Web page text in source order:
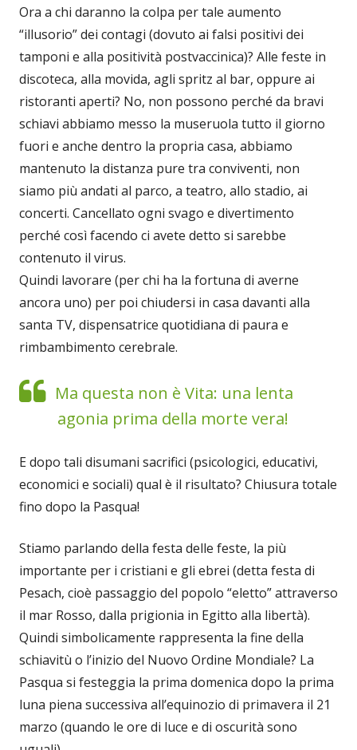
Ora a chi daranno la colpa per tale aumento
“illusorio” dei contagi (dovuto ai falsi positivi dei
tamponi e alla positività postvaccinica)? Alle feste in
discoteca, alla movida, agli spritz al bar, oppure ai
ristoranti aperti? No, non possono perché da bravi
schiavi abbiamo messo la museruola tutto il giorno
fuori e anche dentro la propria casa, abbiamo
mantenuto la distanza pure tra conviventi, non
siamo più andati al parco, a teatro, allo stadio, ai
concerti. Cancellato ogni svago e divertimento
perché così facendo ci avete detto si sarebbe
contenuto il virus.
Quindi lavorare (per chi ha la fortuna di averne
ancora uno) per poi chiudersi in casa davanti alla
santa TV, dispensatrice quotidiana di paura e
rimbambimento cerebrale.
Ma questa non è Vita: una lenta
agonia prima della morte vera!
E dopo tali disumani sacrifici (psicologici, educativi,
economici e sociali) qual è il risultato? Chiusura totale
fino dopo la Pasqua!
Stiamo parlando della festa delle feste, la più
importante per i cristiani e gli ebrei (detta festa di
Pesach, cioè passaggio del popolo “eletto” attraverso
il mar Rosso, dalla prigionia in Egitto alla libertà).
Quindi simbolicamente rappresenta la fine della
schiavitù o l’inizio del Nuovo Ordine Mondiale? La
Pasqua si festeggia la prima domenica dopo la prima
luna piena successiva all’equinozio di primavera il 21
marzo (quando le ore di luce e di oscurità sono